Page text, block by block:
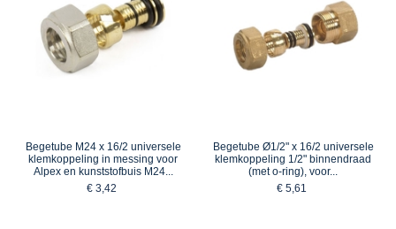
Begetube M24 x 16/2 universele
klemkoppeling in messing voor
Alpex en kunststofbuis M24...
€ 3,42
Begetube Ø1/2" x 16/2 universele
klemkoppeling 1/2" binnendraad
(met o-ring), voor...
€ 5,61